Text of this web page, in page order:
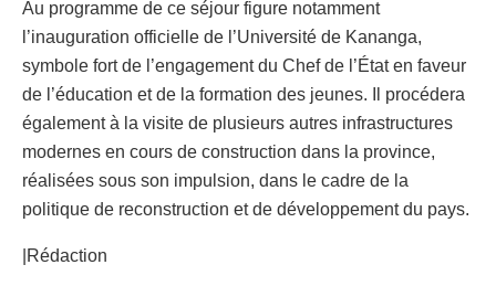
Au programme de ce séjour figure notamment
l’inauguration officielle de l’Université de Kananga,
symbole fort de l’engagement du Chef de l’État en faveur
de l’éducation et de la formation des jeunes. Il procédera
également à la visite de plusieurs autres infrastructures
modernes en cours de construction dans la province,
réalisées sous son impulsion, dans le cadre de la
politique de reconstruction et de développement du pays.
|Rédaction